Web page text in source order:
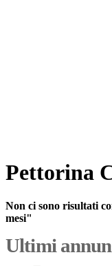
Pettorina
Non ci sono risultati
mesi"
Ultimi